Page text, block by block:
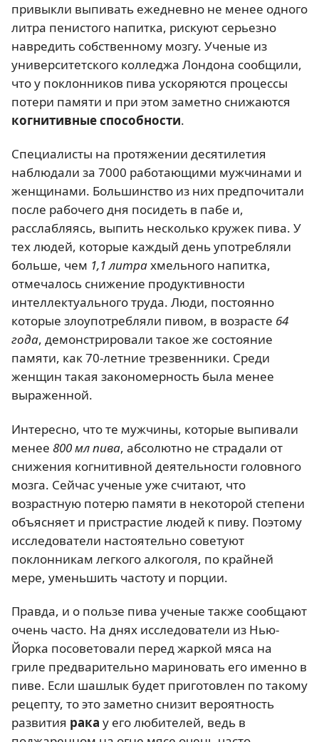
привыкли выпивать ежедневно не менее одного
литра пенистого напитка, рискуют серьезно
навредить собственному мозгу. Ученые из
университетского колледжа Лондона сообщили,
что у поклонников пива ускоряются процессы
потери памяти и при этом заметно снижаются
когнитивные способности.
Специалисты на протяжении десятилетия
наблюдали за 7000 работающими мужчинами и
женщинами. Большинство из них предпочитали
после рабочего дня посидеть в пабе и,
расслабляясь, выпить несколько кружек пива. У
тех людей, которые каждый день употребляли
больше, чем 1,1 литрахмельного напитка,
отмечалось снижение продуктивности
интеллектуального труда. Люди, постоянно
которые злоупотребляли пивом, в возрасте 64
года, демонстрировали такое же состояние
памяти, как 70-летние трезвенники. Среди
женщин такая закономерность была менее
выраженной.
Интересно, что те мужчины, которые выпивали
менее 800 мл пива, абсолютно не страдали от
снижения когнитивной деятельности головного
мозга. Сейчас ученые уже считают, что
возрастную потерю памяти в некоторой степени
объясняет и пристрастие людей к пиву. Поэтому
исследователи настоятельно советуют
поклонникам легкого алкоголя, по крайней
мере, уменьшить частоту и порции.
Правда, и о пользе пива ученые также сообщают
очень часто. На днях исследователи из Нью-
Йорка посоветовали перед жаркой мяса на
гриле предварительно мариновать его именно в
пиве. Если шашлык будет приготовлен по такому
рецепту, то это заметно снизит вероятность
развития рака у его любителей, ведь в